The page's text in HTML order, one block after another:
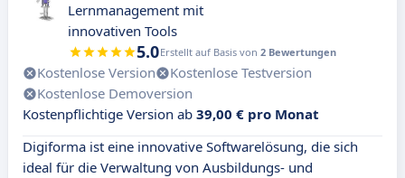
Lernmanagement mit
innovativen Tools
5.0Erstellt auf Basis von 2 Bewertungen
Kostenlose Version
Kostenlose Testversion
Kostenlose Demoversion
Kostenpflichtige Version ab 39,00 € pro Monat
Digiforma ist eine innovative Softwarelösung, die sich
ideal für die Verwaltung von Ausbildungs- und